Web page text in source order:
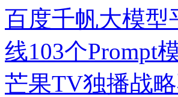
百度千帆大模型
线103个Prompt
芒果TV独播战